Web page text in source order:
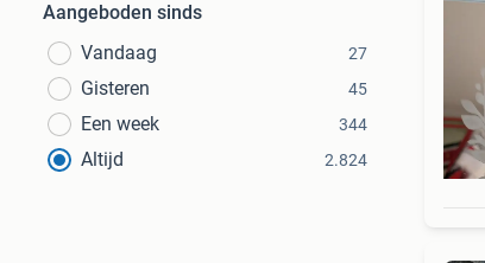
Aangeboden sinds
Vandaag
27
Gisteren 45
Een week 344
Altijd 2.824